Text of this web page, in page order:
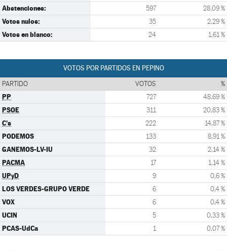
Abstenciones: 597 28,09 %
Votos nulos: 35 2,29 %
Votos en blanco: 24 1,61 %
VOTOS POR PARTIDOS EN PEPINO
PARTIDO VOTOS %
PP 727 48,69 %
PSOE 311 20,83 %
C's 222 14,87 %
PODEMOS 133 8,91 %
GANEMOS-LV-IU 32 2,14 %
PACMA 17 1,14 %
UPyD 9 0,6 %
LOS VERDES-GRUPO VERDE 6 0,4 %
VOX 6 0,4 %
UCIN 5 0,33 %
PCAS-UdCa 1 0,07 %